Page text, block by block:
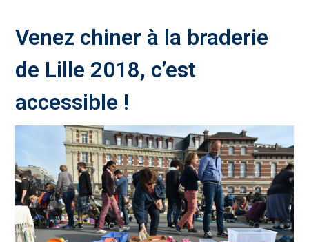
Venez chiner à la braderie
de Lille 2018, c’est
accessible !